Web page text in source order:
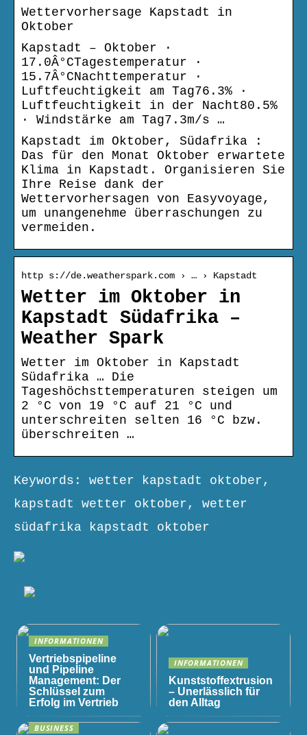
Wettervorhersage Kapstadt in
Oktober
Kapstadt – Oktober ·
17.0Â°CTagestemperatur ·
15.7Â°CNachttemperatur ·
Luftfeuchtigkeit am Tag76.3% ·
Luftfeuchtigkeit in der Nacht80.5%
· Windstärke am Tag7.3m/s …
Kapstadt im Oktober, Südafrika :
Das für den Monat Oktober erwartete
Klima in Kapstadt. Organisieren Sie
Ihre Reise dank der
Wettervorhersagen von Easyvoyage,
um unangenehme überraschungen zu
vermeiden.
http s://de.weatherspark.com › … › Kapstadt
Wetter im Oktober in
Kapstadt Südafrika –
Weather Spark
Wetter im Oktober in Kapstadt
Südafrika … Die
Tageshöchsttemperaturen steigen um
2 °C von 19 °C auf 21 °C und
unterschreiten selten 16 °C bzw.
überschreiten …
Keywords: wetter kapstadt oktober,
kapstadt wetter oktober, wetter
südafrika kapstadt oktober
INFORMATIONEN
Vertriebspipeline
und Pipeline
Management: Der
Schlüssel zum
Erfolg im Vertrieb
INFORMATIONEN
Kunststoffextrusion
– Unerlässlich für
den Alltag
BUSINESS